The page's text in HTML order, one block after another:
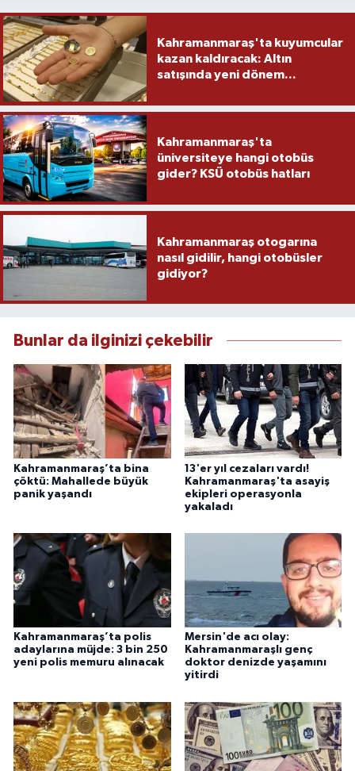
Kahramanmaraş'ta kuyumcular
kazan kaldıracak: Altın
satışında yeni dönem...
Kahramanmaraş'ta
üniversiteye hangi otobüs
gider? KSÜ otobüs hatları
Kahramanmaraş otogarına
nasıl gidilir, hangi otobüsler
gidiyor?
Bunlar da ilginizi çekebilir
Kahramanmaraş’ta bina
çöktü: Mahallede büyük
panik yaşandı
13'er yıl cezaları vardı!
Kahramanmaraş'ta asayiş
ekipleri operasyonla
yakaladı
Kahramanmaraş’ta polis
adaylarına müjde: 3 bin 250
yeni polis memuru alınacak
Mersin'de acı olay:
Kahramanmaraşlı genç
doktor denizde yaşamını
yitirdi